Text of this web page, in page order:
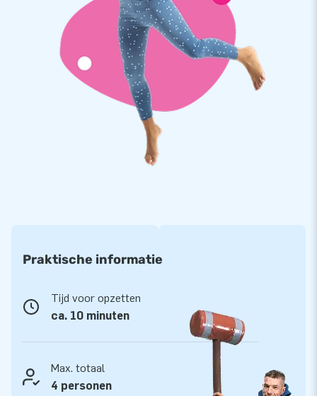
Alle JB kussens worden op meerdere punten verstevigd,
meervoudig gestikt en zijn gemaakt van sterk, hoge kwaliteit
PVC. Door deze kwaliteit is voetvolley boarding duurzaam en
gemakkelijk schoon te houden. Je krijgt op de voetvolley
boarding 5 jaar garantie. Hierdoor lever jij met dit product
jarenlang optimaal speelplezier.
Koop deze spectaculaire voetvolley boarding en bezorg jouw
klanten de dag van hun leven!
Al meer dan 15 jaar een begrip!
unieke opblaasattracties levert op grootse wijze! Klanten
zijn verzekerd van onze professionele service en levering. Zij
Praktische informatie
Tijd voor opzetten
ca. 10 minuten
Max. totaal
4 personen